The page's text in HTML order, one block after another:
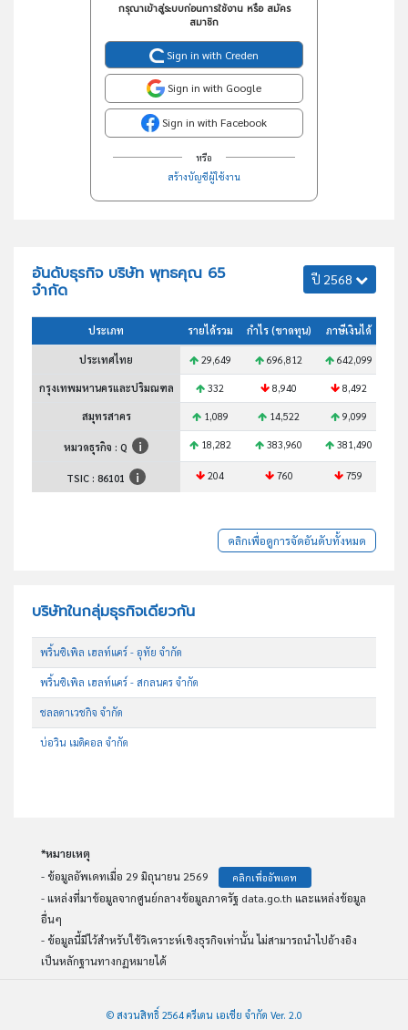
กรุณาเข้าสู่ระบบก่อนการใช้งาน หรือ สมัคร
สมาชิก
Sign in with Creden
Sign in with Google
Sign in with Facebook
หรือ
สร้างบัญชีผู้ใช้งาน
อันดับธุรกิจ บริษัท พุทธคุณ 65
จำกัด
ปี 2568
ประเภท รายได้รวม กำไร (ขาดทุน) ภาษีเงินได้
ประเทศไทย 29,649 696,812 642,099
กรุงเทพมหานครและปริมณฑล 332 8,940 8,492
สมุทรสาคร 1,089 14,522 9,099
หมวดธุรกิจ : Q 18,282 383,960 381,490
TSIC : 86101 204 760 759
คลิกเพื่อดูการจัดอันดับทั้งหมด
บริษัทในกลุ่มธุรกิจเดียวกัน
พริ้นซิเพิล เฮลท์แคร์ - อุทัย จำกัด
พริ้นซิเพิล เฮลท์แคร์ - สกลนคร จำกัด
ชลลดาเวชกิจ จำกัด
บ่อวิน เมดิคอล จำกัด
*หมายเหตุ
- ข้อมูลอัพเดทเมื่อ 29 มิถุนายน 2569
คลิกเพื่ออัพเดท
- แหล่งที่มาข้อมูลจากศูนย์กลางข้อมูลภาครัฐ data.go.th และแหล่งข้อมูล
อื่นๆ
- ข้อมูลนี้มีไว้สำหรับใช้วิเคราะห์เชิงธุรกิจเท่านั้น ไม่สามารถนำไปอ้างอิง
เป็นหลักฐานทางกฏหมายได้
© สงวนสิทธิ์ 2564 ครีเดน เอเชีย จำกัด Ver. 2.0